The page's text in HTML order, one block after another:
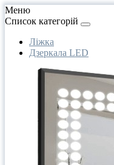
Меню
Список категорій
Ліжка
Дзеркала LED